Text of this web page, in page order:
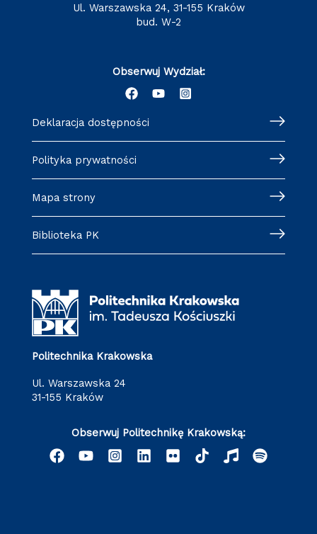
ul. Warszawska 24, 31-155 Kraków
bud. W-2
Obserwuj Wydział:
Deklaracja dostępności
Polityka prywatności
Mapa strony
Biblioteka PK
Politechnika Krakowska
ul. Warszawska 24
31-155 Kraków
Obserwuj Politechnikę Krakowską: